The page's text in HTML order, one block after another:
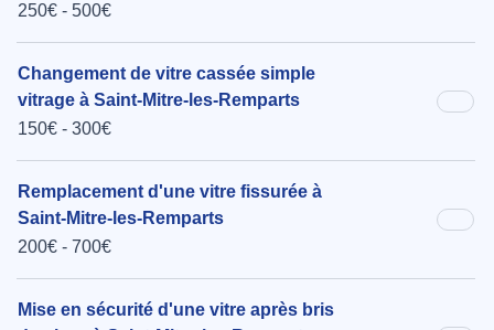
250€ - 500€
Changement de vitre cassée simple
vitrage à Saint-Mitre-les-Remparts
150€ - 300€
Remplacement d'une vitre fissurée à
Saint-Mitre-les-Remparts
200€ - 700€
Mise en sécurité d'une vitre après bris